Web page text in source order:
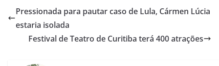
Pressionada para pautar caso de Lula, Cármen Lúcia
estaria isolada
Festival de Teatro de Curitiba terá 400 atrações